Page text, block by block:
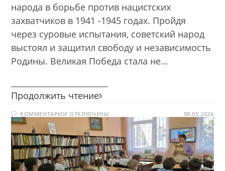
народа в борьбе против нацистских
захватчиков в 1941 -1945 годах. Пройдя
через суровые испытания, советский народ
выстоял и защитил свободу и независимость
Родины. Великая Победа стала не…
Продолжить чтение Великая
—
Великая
Победа
КОММЕНТАРИИ К
ЗАПИСИ
ВЕЛИКАЯ
ВОЙНА
—
ВЕЛИКАЯ
ПОБЕДА
ОТКЛЮЧЕНЫ 08.05.2026